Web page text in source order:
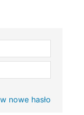
nowe hasło